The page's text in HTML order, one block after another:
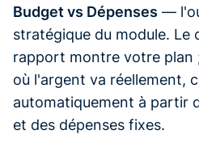
Budget vs Dépenses —
stratégique du module. Le
rapport montre votre plan
où l'argent va réellement,
automatiquement à partir
et des dépenses fixes.